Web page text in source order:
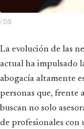
/ DS
La evolución de las necesidades legales en la sociedad
actual ha impulsado
abogacía altamente
personas que, frente
buscan no solo
de profesionales